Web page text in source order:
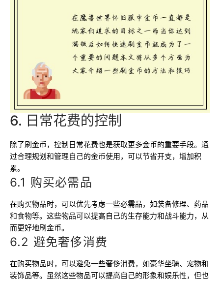
6. 日常花费的控制
除了刷金币，控制日常花费也是获取更多金币的重要手段。通
过合理规划和管理自己的金币使用，可以节省开支，增加积
累。
6.1 购买必需品
在购买物品时，可以优先考虑一些必需品，如装备修理、药品
和食物等。这些物品可以提高自己的生存能力和战斗能力，从
而更好地刷金币。
6.2 避免奢侈消费
在购买物品时，可以避免一些奢侈消费，如豪华坐骑、宠物和
装饰品等。虽然这些物品可以提高自己的形象和娱乐性，但也